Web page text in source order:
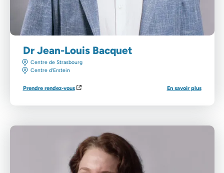
Dr Jean-Louis Bacquet
Centre de Strasbourg
Centre d’Erstein
Prendre rendez-vous En savoir plus